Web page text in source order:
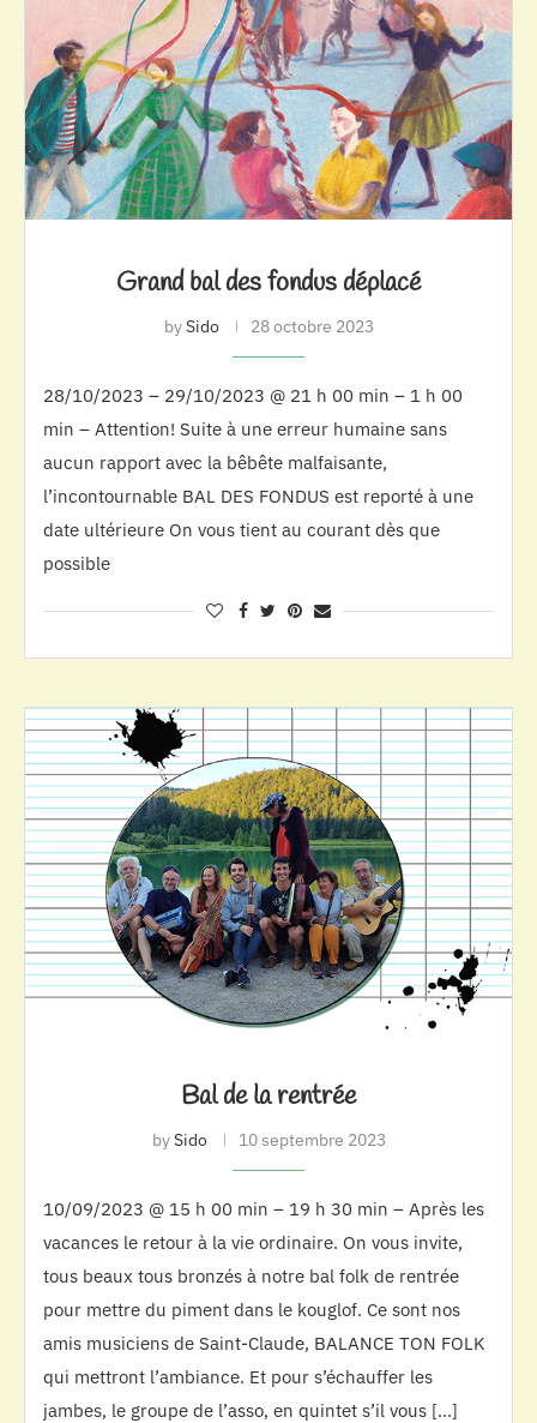
Grand bal des fondus déplacé
bySido 28 octobre 2023
28/10/2023 – 29/10/2023 @ 21 h 00 min – 1 h 00
min – Attention! Suite à une erreur humaine sans
aucun rapport avec la bêbête malfaisante,
l’incontournable BAL DES FONDUS est reporté à une
date ultérieure On vous tient au courant dès que
possible
Bal de la rentrée
bySido 10 septembre 2023
10/09/2023 @ 15 h 00 min – 19 h 30 min – Après les
vacances le retour à la vie ordinaire. On vous invite,
tous beaux tous bronzés à notre bal folk de rentrée
pour mettre du piment dans le kouglof. Ce sont nos
amis musiciens de Saint-Claude, BALANCE TON FOLK
qui mettront l’ambiance. Et pour s’échauffer les
jambes, le groupe de l’asso, en quintet s’il vous […]